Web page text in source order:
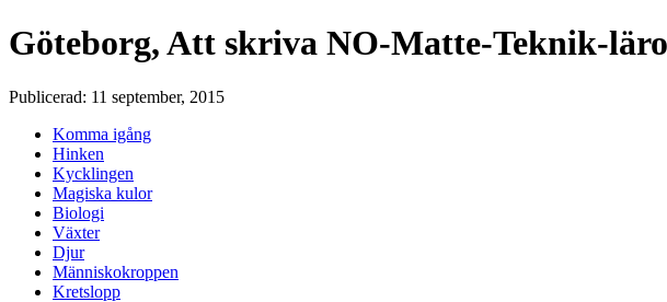
Göteborg, Att skriva NO-Matte-Teknik-
Publicerad: 11 september, 2015
Komma igång
Hinken
Kycklingen
Magiska kulor
Biologi
Växter
Djur
Människokroppen
Kretslopp